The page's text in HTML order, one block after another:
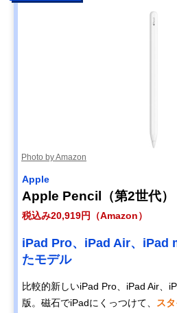
Photo by Amazon
Apple
Apple Pencil（第2世代）
税込み20,919円（Amazon）
iPad Pro、iPad Air、iPad
たモデル
比較的新しいiPad Pro、iPad Air、
版。磁石でiPadにくっつけて、
ス